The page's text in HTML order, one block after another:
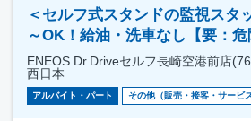
＜セルフ式スタンドの監視スタ
～OK！給油・洗車なし【要：危
ENEOS Dr.Driveセルフ長崎空港前店
西日本
アルバイト・パート その他（販売・接客・サービス